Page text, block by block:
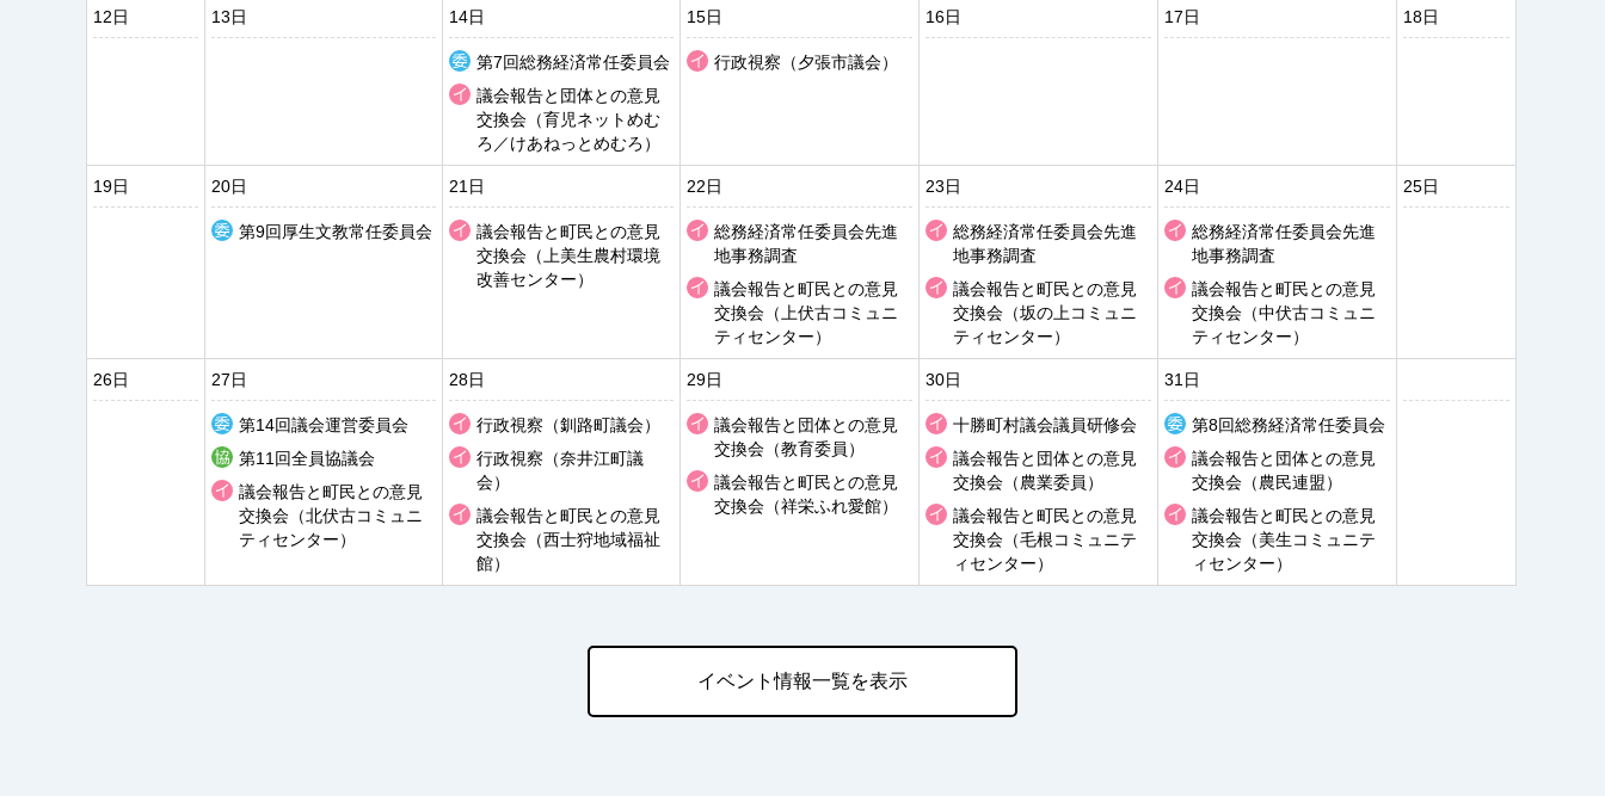
12日 13日 14日
第7回総務経済常任委員会
議会報告と団体との意見
交換会（育児ネットめむ
ろ／けあねっとめむろ）
15日
行政視察（夕張市議会）
16日 17日 18日
19日 20日
第9回厚生文教常任委員会
21日
議会報告と町民との意見
交換会（上美生農村環境
改善センター）
22日
総務経済常任委員会先進
地事務調査
議会報告と町民との意見
交換会（上伏古コミュニ
ティセンター）
23日
総務経済常任委員会先進
地事務調査
議会報告と町民との意見
交換会（坂の上コミュニ
ティセンター）
24日
総務経済常任委員会先進
地事務調査
議会報告と町民との意見
交換会（中伏古コミュニ
ティセンター）
25日
26日 27日
第14回議会運営委員会
第11回全員協議会
議会報告と町民との意見
交換会（北伏古コミュニ
ティセンター）
28日
行政視察（釧路町議会）
行政視察（奈井江町議
会）
議会報告と町民との意見
交換会（西士狩地域福祉
館）
29日
議会報告と団体との意見
交換会（教育委員）
議会報告と町民との意見
交換会（祥栄ふれ愛館）
30日
十勝町村議会議員研修会
議会報告と団体との意見
交換会（農業委員）
議会報告と町民との意見
交換会（毛根コミュニテ
ィセンター）
31日
第8回総務経済常任委員会
議会報告と団体との意見
交換会（農民連盟）
議会報告と町民との意見
交換会（美生コミュニテ
ィセンター）
イベント情報一覧を表示